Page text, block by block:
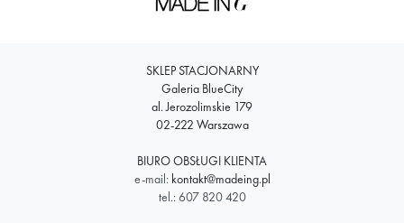
SKLEP STACJONARNY
Galeria BlueCity
al. Jerozolimskie 179
02-222 Warszawa
BIURO OBSŁUGI KLIENTA
e-mail: kontakt@madeing.pl
tel.: 607 820 420